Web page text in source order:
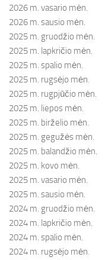
2026 m. vasario mėn.
2026 m. sausio mėn.
2025 m. gruodžio mėn.
2025 m. lapkričio mėn.
2025 m. spalio mėn.
2025 m. rugsėjo mėn.
2025 m. rugpjūčio mėn.
2025 m. liepos mėn.
2025 m. birželio mėn.
2025 m. gegužės mėn.
2025 m. balandžio mėn.
2025 m. kovo mėn.
2025 m. vasario mėn.
2025 m. sausio mėn.
2024 m. gruodžio mėn.
2024 m. lapkričio mėn.
2024 m. spalio mėn.
2024 m. rugsėjo mėn.